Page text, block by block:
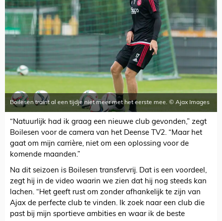
Boilesen traint al een tijdje niet meer met het eerste mee. © Ajax Images
“Natuurlijk had ik graag een nieuwe club gevonden,” zegt
Boilesen voor de camera van het Deense TV2. “Maar het
gaat om mijn carrière, niet om een oplossing voor de
komende maanden.”
Na dit seizoen is Boilesen transfervrij. Dat is een voordeel,
zegt hij in de video waarin we zien dat hij nog steeds kan
lachen. “Het geeft rust om zonder afhankelijk te zijn van
Ajax de perfecte club te vinden. Ik zoek naar een club die
past bij mijn sportieve ambities en waar ik de beste